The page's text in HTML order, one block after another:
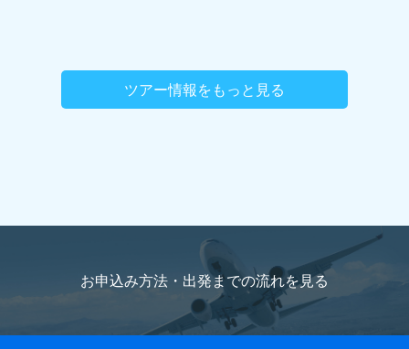
ツアー情報をもっと見る
お申込み方法・出発までの流れを見る